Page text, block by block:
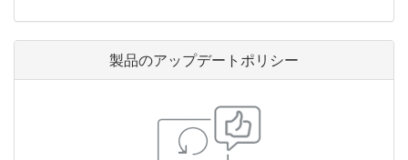
製品のアップデートポリシー